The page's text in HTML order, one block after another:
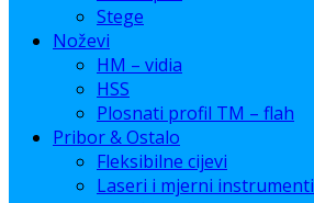
Stege
Noževi
HM – vidia
HSS
Plosnati profil TM – flah
Pribor & Ostalo
Fleksibilne cijevi
Laseri i mjerni instrumenti